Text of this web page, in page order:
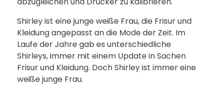
Shirley ist eine junge weiße Frau, die Frisur und
Kleidung angepasst an die Mode der Zeit. Im
Laufe der Jahre gab es unterschiedliche
Shirleys, immer mit einem Update in Sachen
Frisur und Kleidung. Doch Shirley ist immer eine
weiße junge Frau.